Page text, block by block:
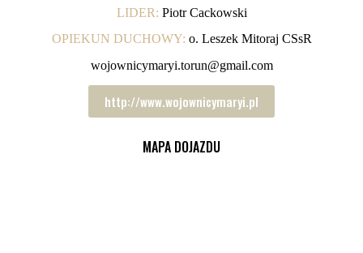
LIDER: Piotr Cackowski
OPIEKUN DUCHOWY: o. Leszek Mitoraj CSsR
wojownicymaryi.torun@gmail.com
http://www.wojownicymaryi.pl
MAPA DOJAZDU